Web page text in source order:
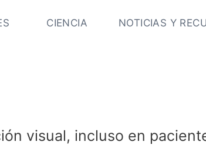
CIENCIA NOTICIAS Y
visual, incluso en